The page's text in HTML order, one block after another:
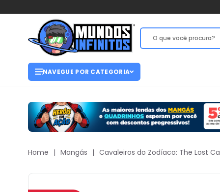
NAVEGUE POR CATEGORIA
Home | Mangás | Cavaleiros do Zodíaco: The Lost